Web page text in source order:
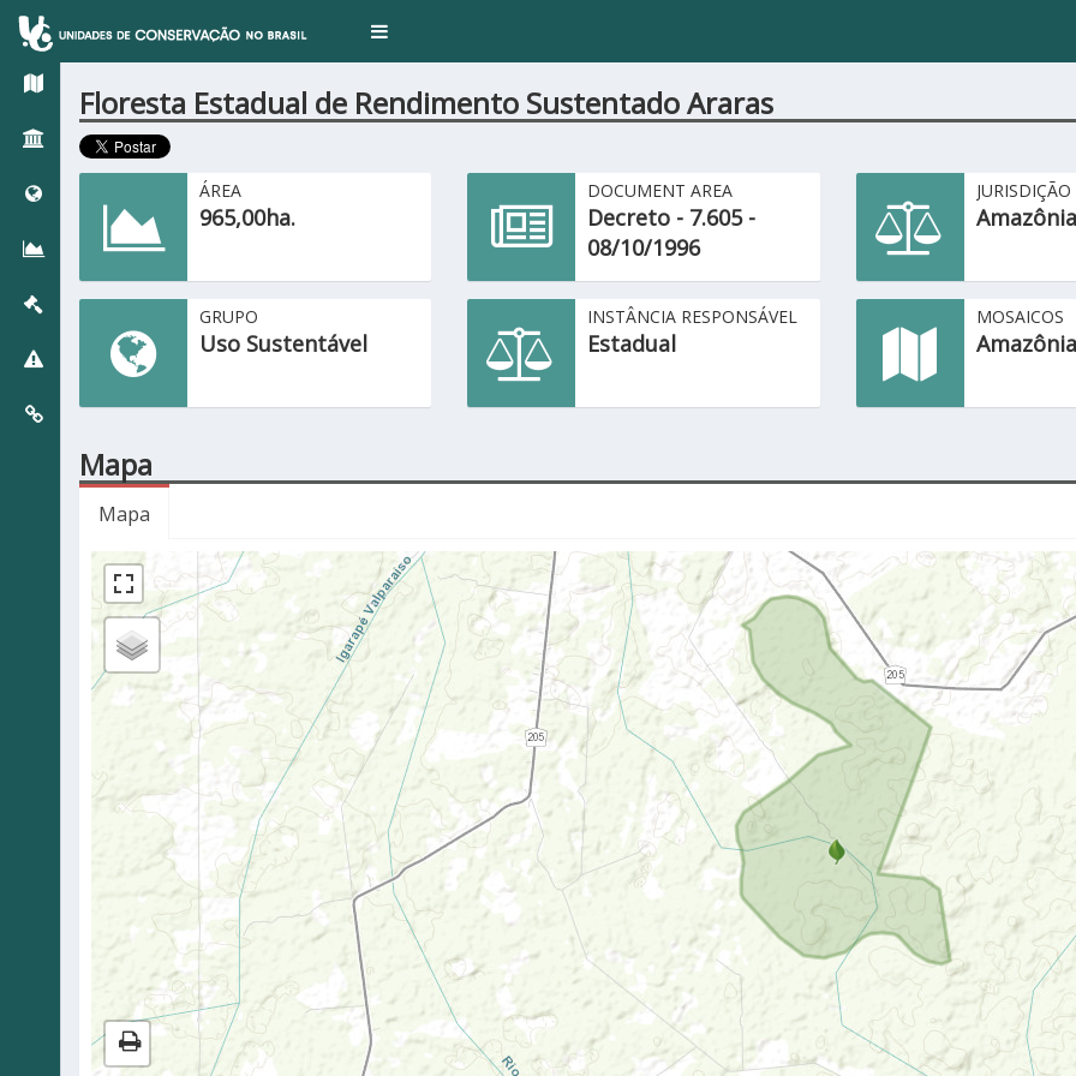
Toggle
Floresta Estadual de Rendimento Sustentado Araras
ÁREA
965,00ha.
DOCUMENT AREA
Decreto - 7.605 -
08/10/1996
GRUPO
Uso Sustentável
INSTÂNCIA RESPONSÁVEL
Estadual
MOSAICOS
Mapa
Mapa